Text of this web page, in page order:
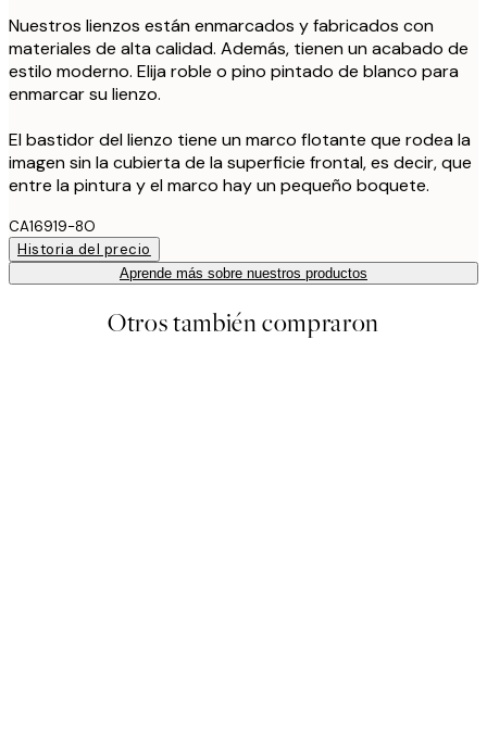
Nuestros lienzos están enmarcados y fabricados con
materiales de alta calidad. Además, tienen un acabado de
estilo moderno. Elija roble o pino pintado de blanco para
enmarcar su lienzo.
El bastidor del lienzo tiene un marco flotante que rodea la
imagen sin la cubierta de la superficie frontal, es decir, que
entre la pintura y el marco hay un pequeño boquete.
CA16919-8O
Historia del precio
Aprende más sobre nuestros productos
Otros también compraron